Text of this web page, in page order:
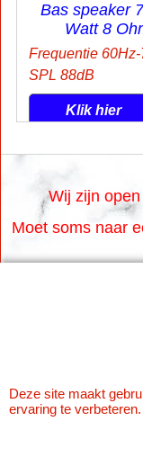
Bas speaker
Watt 8
Frequentie
SPL 88dB
Klik hier
Wij zijn
Moet soms naar
Deze site maakt
ervaring te verbeteren.